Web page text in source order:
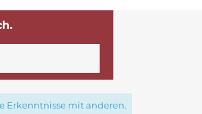
Erkenntnisse mit anderen.